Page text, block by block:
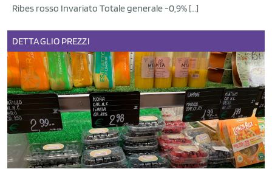
Ribes rosso Invariato Totale generale -0,9% […]
DETTAGLIO PREZZI